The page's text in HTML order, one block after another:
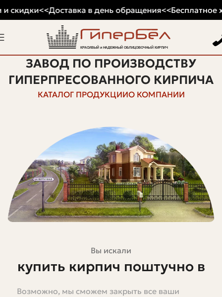
ЗАВОД ПО ПРОИЗВОДСТВУ
ГИПЕРПРЕСОВАННОГО КИРПИЧА
КАТАЛОГ ПРОДУКЦИИО КОМПАНИИ
Вы искали
купить кирпич поштучно в
москве
Возможно, мы сможем закрыть все ваши
скидки<<Доставка в день обращения<<Бесплатное